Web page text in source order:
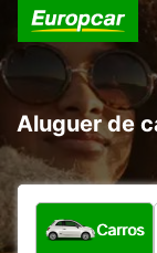
Aluguer de
Que tipo de
Carros